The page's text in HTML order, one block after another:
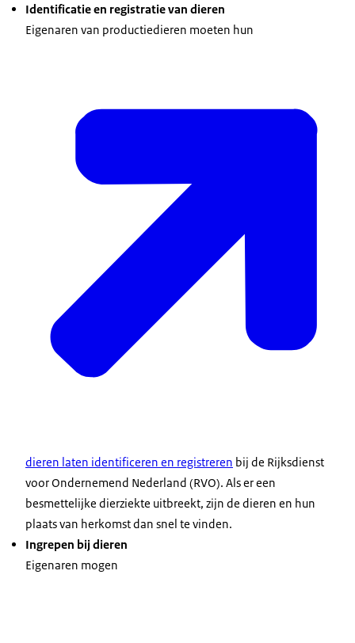
Identificatie en registratie van dieren
Eigenaren van productiedieren moeten hun
dieren laten identificeren en registreren bij de Rijksdienst
voor Ondernemend Nederland (RVO). Als er een
besmettelijke dierziekte uitbreekt, zijn de dieren en hun
plaats van herkomst dan snel te vinden.
Ingrepen bij dieren
Eigenaren mogen